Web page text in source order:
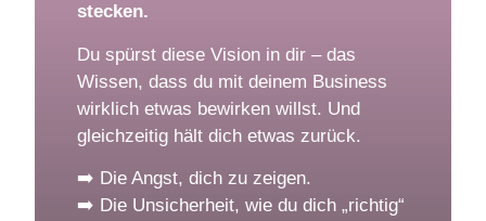
stecken.
Du spürst diese Vision in dir – das
Wissen, dass du mit deinem Business
wirklich etwas bewirken willst. Und
gleichzeitig hält dich etwas zurück.
➡️ Die Angst, dich zu zeigen.
➡️ Die Unsicherheit, wie du dich „richtig“